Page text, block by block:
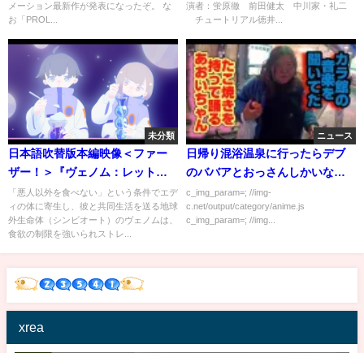
(NA_Japanese)
メーション最新作が発表になったぞ。 な
お「PROL...
演者：蛍原徹 前田健太 中川家・礼二
チュートリアル徳井...
未分類
日本語吹替版本編映像＜ファー
ザー！＞『ヴェノム：レット・
ゼア・ビー・カーネイジ 』12月
3日（金）全国の映画館で公開
「悪人以外を食べない」という条件でエデ
ィの体に寄生し、彼と共同生活を送る地球
外生命体（シンビオート）のヴェノムは、
食欲の制限を強いられストレ...
ニュース
日帰り混浴温泉に行ったらデブ
のババアとおっさんしかいなか
った
c_img_param=; //img-
c.net/output/category/anime.js
c_img_param=; //img...
xrea